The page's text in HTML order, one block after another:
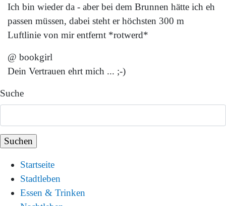
Ich bin wieder da - aber bei dem Brunnen hätte ich eh
passen müssen, dabei steht er höchsten 300 m
Luftlinie von mir entfernt *rotwerd*
@ bookgirl
Dein Vertrauen ehrt mich ... ;-)
Suche
Startseite
Stadtleben
Essen & Trinken